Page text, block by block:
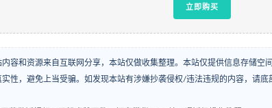
立即购买
容和资源来自互联网分享，本站仅做收集整理。本站仅提供信息存储空
性，避免上当受骗。如发现本站有涉嫌抄袭侵权/违法违规的内容，请底